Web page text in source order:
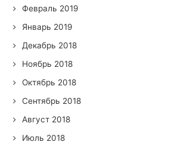
Февраль 2019
Январь 2019
Декабрь 2018
Ноябрь 2018
Октябрь 2018
Сентябрь 2018
Август 2018
Июль 2018